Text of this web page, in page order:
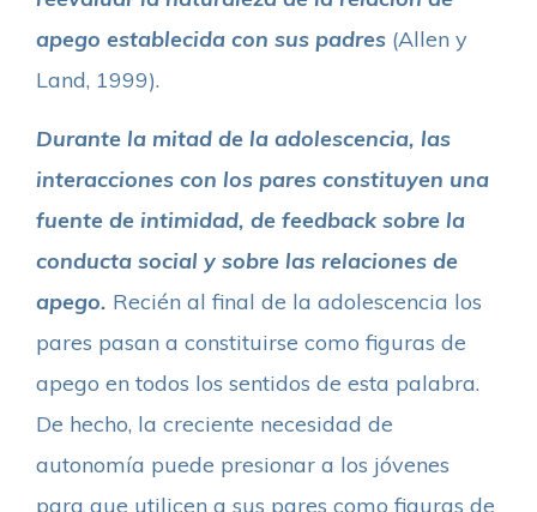
apego establecida con sus padres (Allen y
Land, 1999).
Durante la mitad de la adolescencia, las
interacciones con los pares constituyen una
fuente de intimidad, de feedback sobre la
conducta social y sobre las relaciones de
apego. Recién al final de la adolescencia los
pares pasan a constituirse como figuras de
apego en todos los sentidos de esta palabra.
De hecho, la creciente necesidad de
autonomía puede presionar a los jóvenes
para que utilicen a sus pares como figuras de